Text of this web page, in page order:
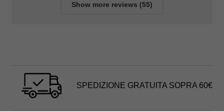
Show more reviews (55)
SPEDIZIONE GRATUITA SOPRA 60€